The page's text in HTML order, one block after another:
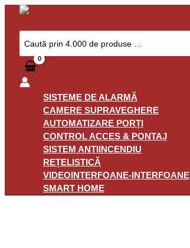
Skip
content
Search
for:
SISTEME DE ALARMĂ
CAMERE SUPRAVEGHERE
AUTOMATIZARE PORȚI
CONTROL ACCES & PONTAJ
SISTEM ANTIINCENDIU
REȚELISTICĂ
VIDEOINTERFOANE-INTERFOANE
SMART HOME